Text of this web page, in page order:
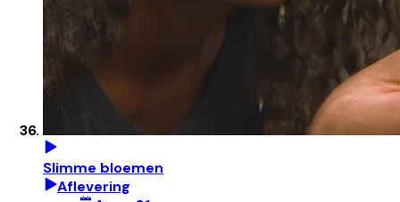
Slimme bloemen
Aflevering